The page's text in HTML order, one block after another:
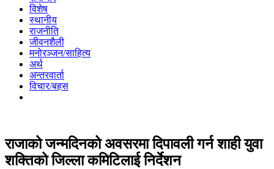
विशेष
स्थानीय
राजनीति
जीवनशैली
मनोरञ्जन/साहित्य
अर्थ
अन्तरवार्ता
विचार/बहस
राजाको जन्मदिनको अवसरमा दिपावली गर्न शाही युवा
शक्तिको जिल्ला कमिटिलाई निर्देशन